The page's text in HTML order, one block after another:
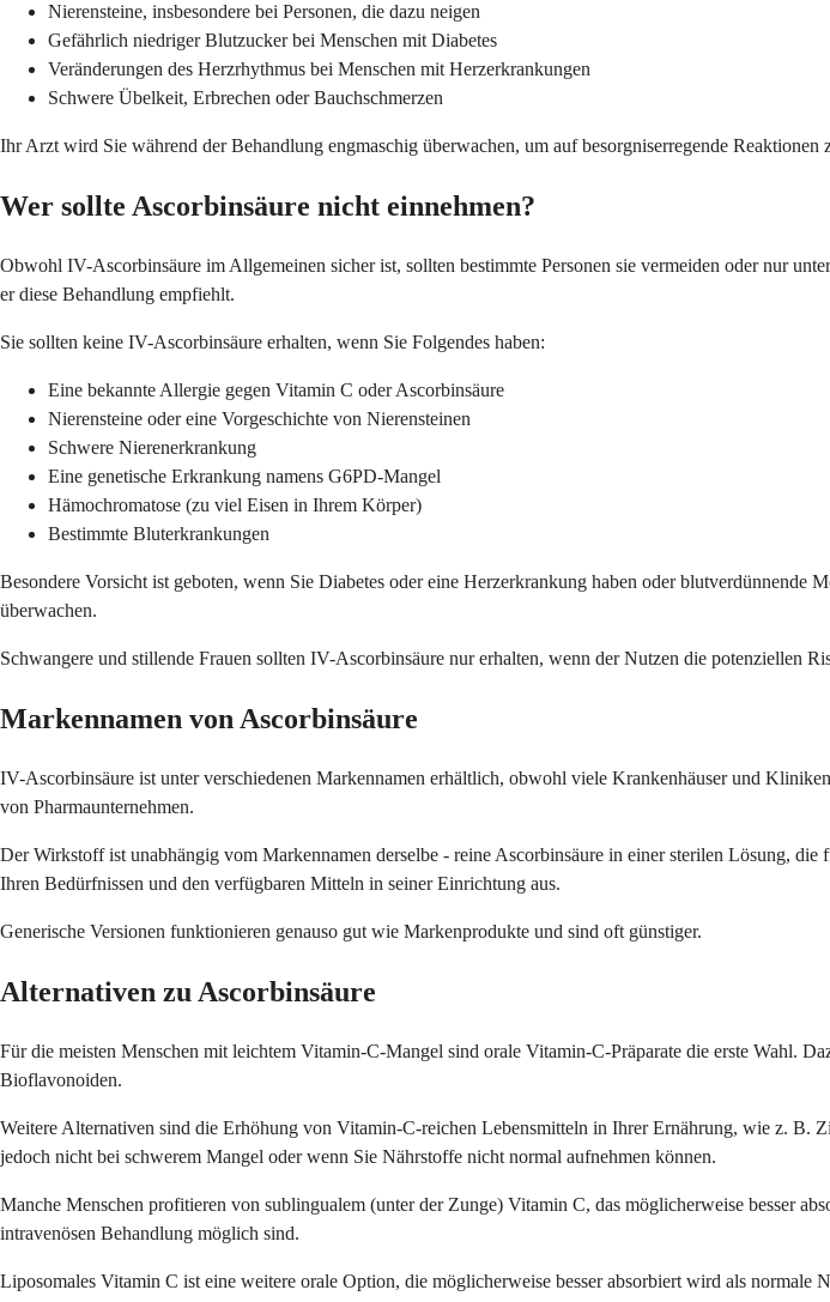
Nierensteine, insbesondere bei Personen, die dazu neigen
Gefährlich niedriger Blutzucker bei Menschen mit Diabetes
Veränderungen des Herzrhythmus bei Menschen mit Herzerkrankungen
Schwere Übelkeit, Erbrechen oder Bauchschmerzen
Ihr Arzt wird Sie während der Behandlung engmaschig überwachen, um auf besorgniserregende Reaktionen
Wer sollte Ascorbinsäure nicht einnehmen?
Obwohl IV-Ascorbinsäure im Allgemeinen sicher ist, sollten bestimmte Personen sie vermeiden oder nur
er diese Behandlung empfiehlt.
Sie sollten keine IV-Ascorbinsäure erhalten, wenn Sie Folgendes haben:
Eine bekannte Allergie gegen Vitamin C oder Ascorbinsäure
Nierensteine oder eine Vorgeschichte von Nierensteinen
Schwere Nierenerkrankung
Eine genetische Erkrankung namens G6PD-Mangel
Hämochromatose (zu viel Eisen in Ihrem Körper)
Bestimmte Bluterkrankungen
Besondere Vorsicht ist geboten, wenn Sie Diabetes oder eine Herzerkrankung haben oder
überwachen.
Schwangere und stillende Frauen sollten IV-Ascorbinsäure nur erhalten, wenn der Nutzen die potenziellen
Markennamen von Ascorbinsäure
IV-Ascorbinsäure ist unter verschiedenen Markennamen erhältlich, obwohl viele Krankenhäuser und
von Pharmaunternehmen.
Der Wirkstoff ist unabhängig vom Markennamen derselbe - reine Ascorbinsäure in einer sterilen Lösung,
Ihren Bedürfnissen und den verfügbaren Mitteln in seiner Einrichtung aus.
Generische Versionen funktionieren genauso gut wie Markenprodukte und sind oft günstiger.
Alternativen zu Ascorbinsäure
Für die meisten Menschen mit leichtem Vitamin-C-Mangel sind orale Vitamin-C-Präparate die erste Wahl.
Bioflavonoiden.
Weitere Alternativen sind die Erhöhung von Vitamin-C-reichen Lebensmitteln in Ihrer Ernährung, wie z. B.
jedoch nicht bei schwerem Mangel oder wenn Sie Nährstoffe nicht normal aufnehmen können.
Manche Menschen profitieren von sublingualem (unter der Zunge) Vitamin C, das möglicherweise besser
intravenösen Behandlung möglich sind.
Liposomales Vitamin C ist eine weitere orale Option, die möglicherweise besser absorbiert wird als